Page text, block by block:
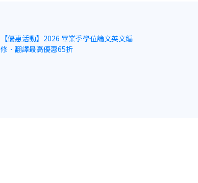
【優惠活動】2026 畢業季學位論文英文編
修．翻譯最高優惠65折